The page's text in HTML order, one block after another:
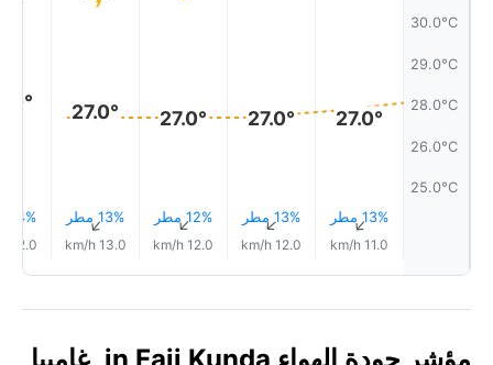
30.0°C
29.0°C
28.0°C
26.0°C
25.0°C
27.0°
13% مطر↑
11.0 km/h
27.0°
13% مطر↑
12.0 km/h
27.0°
12% مطر↑
12.0 km/h
27.0°
13% مطر↑
13.0 km/h
14% مطر
12.0 km/h